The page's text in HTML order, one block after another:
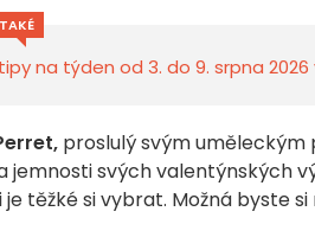
na týden od 3. do 9. srpna
proslulý svým uměleckým
jemnosti svých valentýnských
těžké si vybrat. Možná byste